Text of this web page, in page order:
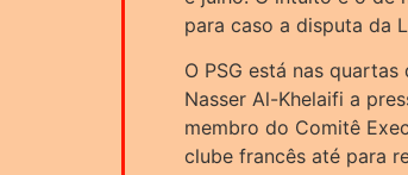
para caso a disputa da
O PSG está nas
Nasser Al-Khelaifi a
membro do Comitê
clube francês até para